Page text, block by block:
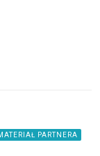
PARTNERA